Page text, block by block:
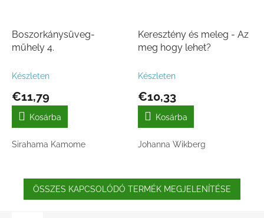
Boszorkánysüveg-
műhely 4.
Készleten
€11,79
Kosárba
Sirahama Kamome
Keresztény és meleg - Az
meg hogy lehet?
Készleten
€10,33
Kosárba
Johanna Wikberg
ÖSSZES KAPCSOLÓDÓ TERMÉK MEGJELENÍTÉSE